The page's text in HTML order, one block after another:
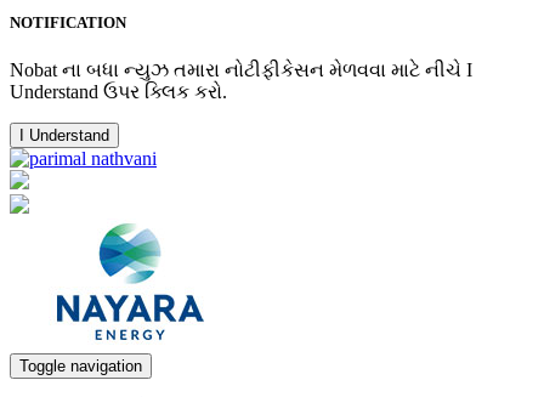
NOTIFICATION
Nobat ના બધા ન્યુઝ તમારા નોટીફીકેસન મેળવવા માટે નીચે I
Understand ઉપર ક્લિક કરો.
I Understand
Toggle navigation